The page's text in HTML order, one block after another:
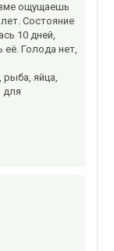
ощущаешь
Состояние
10 дней,
её. Голода нет,
рыба, яйца,
для